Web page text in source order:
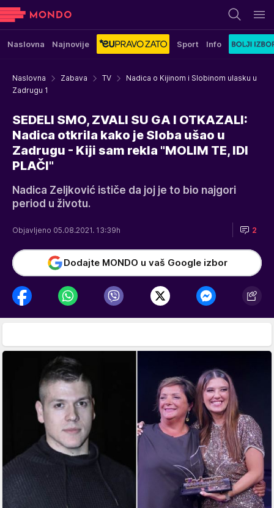
Naslovna Najnovije Sport Info
Naslovna Zabava TV
Nadica o Kijinom i Slobinom ulasku u
Zadrugu 1
SEDELI SMO, ZVALI SU GA I OTKAZALI:
Nadica otkrila kako je Sloba ušao u
Zadrugu - Kiji sam rekla "MOLIM TE, IDI
PLAČI"
Nadica Zeljković ističe da joj je to bio najgori
period u životu.
Objavljeno 05.08.2021. 13:39h 2
Dodajte MONDO u vaš Google izbor